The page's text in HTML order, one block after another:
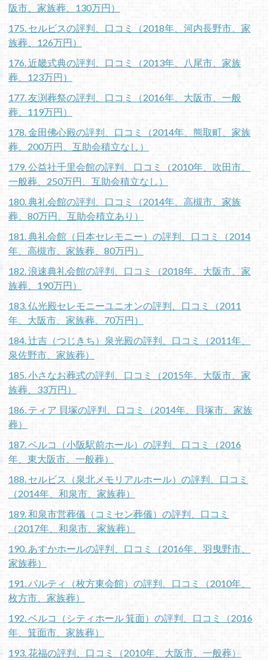
阪市、家族葬、130万円）
175. セルビスの評判、口コミ（2018年、河内長野市、家
族葬、126万円）
176. 近畿式典の評判、口コミ（2013年、八尾市、家族
葬、123万円）
177. 友渕葬祭の評判、口コミ（2016年、大阪市、一般
葬、119万円）
178. 金田佛心殿の評判、口コミ（2014年、熊取町、家族
葬、200万円、互助会積立なし）
179. 公益社千里会館の評判、口コミ（2010年、吹田市、
一般葬、250万円、互助会積立なし）
180. 典礼会館の評判、口コミ（2014年、高槻市、家族
葬、80万円、互助会積立あり）
181. 典礼会館（日本セレモニー）の評判、口コミ（2014
年、高槻市、家族葬、80万円）
182. 浪速典礼会館の評判、口コミ（2018年、大阪市、家
族葬、190万円）
183. 仏光殿セレモニーユニオンの評判、口コミ（2011
年、大阪市、家族葬、70万円）
184. 辻吉（つじきち）泉光殿の評判、口コミ（2011年、
泉佐野市、家族葬）
185. 小さなお葬式の評判、口コミ（2015年、大阪市、家
族葬、33万円）
186. ティア 貝塚の評判、口コミ（2014年、貝塚市、家族
葬）
187. ベルコ（小阪駅前ホール）の評判、口コミ（2016
年、東大阪市、一般葬）
188. セルビス（泉北メモリアルホール）の評判、口コミ
（2014年、和泉市、家族葬）
189. 和泉市営葬儀（コミセン葬儀）の評判、口コミ
（2017年、和泉市、家族葬）
190. あすかホールの評判、口コミ（2016年、羽曳野市、
家族葬）
191. パルティ（枚方東会館）の評判、口コミ（2010年、
枚方市、家族葬）
192. ベルコ（シティホール 箕面）の評判、口コミ（2016
年、箕面市、家族葬）
193. 花福の評判、口コミ（2010年、大阪市、一般葬）